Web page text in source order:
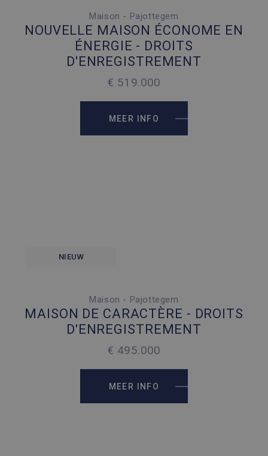
5 SLAAPKAMERS
1 PARKEERPLAATS
180 M2
145 M2
Maison - Pajottegem
NOUVELLE MAISON ÉCONOME EN
ÉNERGIE - DROITS
D'ENREGISTREMENT
€ 519.000
MEER INFO
NIEUW
4 SLAAPKAMERS
1 PARKEERPLAATS
215 M2
100 M2
Maison - Pajottegem
MAISON DE CARACTÈRE - DROITS
D'ENREGISTREMENT
€ 495.000
MEER INFO